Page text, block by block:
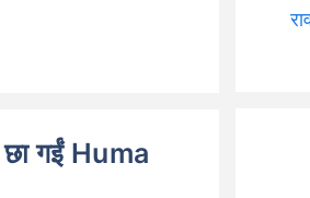
गईं Huma